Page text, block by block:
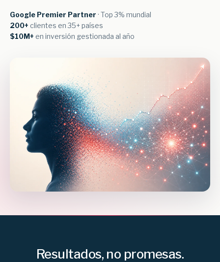
Google Premier Partner · Top 3% mundial
200+ clientes en 35+ países
$10M+ en inversión gestionada al año
Resultados, no promesas.